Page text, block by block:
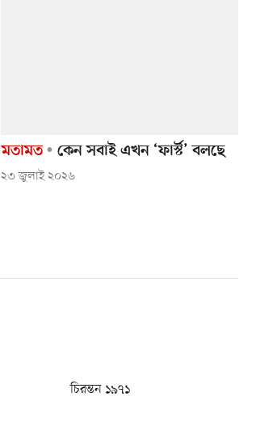
মতামত কেন সবাই এখন ‘ফার্স্ট’ বলছে
২৩ জুলাই ২০২৬
চিরন্তন ১৯৭১